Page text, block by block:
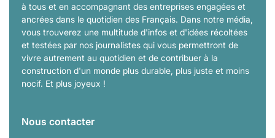
à tous et en accompagnant des entreprises engagées et
ancrées dans le quotidien des Français. Dans notre média,
vous trouverez une multitude d'infos et d'idées récoltées
et testées par nos journalistes qui vous permettront de
vivre autrement au quotidien et de contribuer à la
construction d'un monde plus durable, plus juste et moins
nocif. Et plus joyeux !
Nous contacter